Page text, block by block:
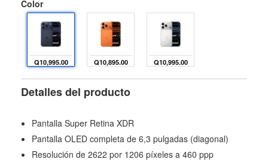
Color
Q10,995.00 Q10,895.00 Q10,995.00
Detalles del producto
Pantalla Super Retina XDR
Pantalla OLED completa de 6,3 pulgadas (diagonal)
Resolución de 2622 por 1206 píxeles a 460 ppp